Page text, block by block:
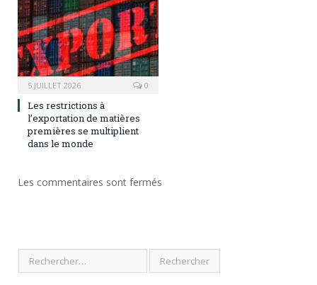
5 JUILLET 2026 0
Les restrictions à
l’exportation de matières
premières se multiplient
dans le monde
Les commentaires sont fermés